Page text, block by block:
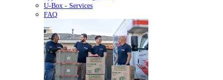
U-Box - Services
FAQ